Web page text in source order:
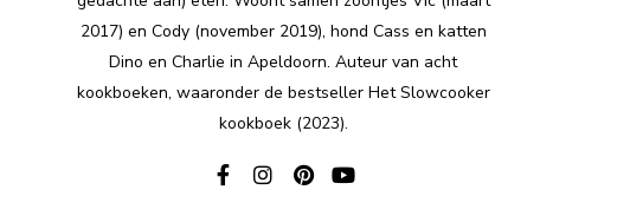
2017) en Cody (november 2019), hond Cass en katten
Dino en Charlie in Apeldoorn. Auteur van acht
kookboeken, waaronder de bestseller Het Slowcooker
kookboek (2023).